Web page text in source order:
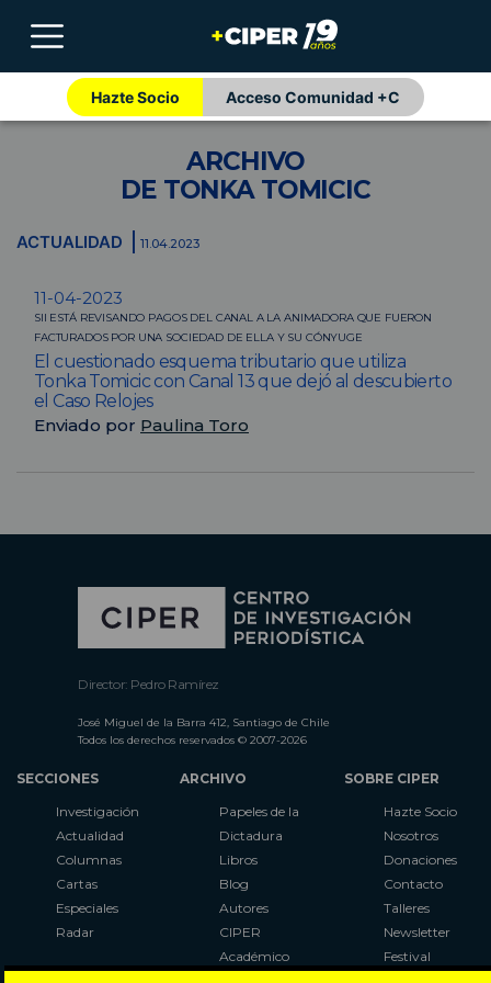
Hazte Socio Acceso Comunidad +C
ARCHIVO
DE TONKA TOMICIC
ACTUALIDAD 11.04.2023
11-04-2023
SII ESTÁ REVISANDO PAGOS DEL CANAL A LA ANIMADORA QUE FUERON
FACTURADOS POR UNA SOCIEDAD DE ELLA Y SU CÓNYUGE
El cuestionado esquema tributario que utiliza
Tonka Tomicic con Canal 13 que dejó al descubierto
el Caso Relojes
Enviado por Paulina Toro
Director: Pedro Ramírez
José Miguel de la Barra 412, Santiago de Chile
Todos los derechos reservados © 2007-2026
SECCIONES
Investigación
Actualidad
Columnas
Cartas
Especiales
Radar
ARCHIVO
Papeles de la
Dictadura
Libros
Blog
Autores
CIPER
Académico
SOBRE CIPER
Hazte Socio
Nosotros
Donaciones
Contacto
Talleres
Newsletter
Festival